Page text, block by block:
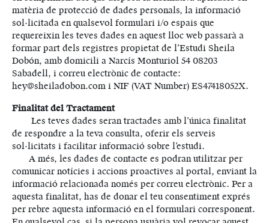
matèria de protecció de dades personals, la informació
sol·licitada en qualsevol formulari i/o espais que
requereixin les teves dades en aquest lloc web passarà a
formar part dels registres propietat de l’Estudi Sheila
Dobón, amb domicili a Narcís Monturiol 54 08203
Sabadell, i correu electrònic de contacte:
hey@sheiladobon.com i NIF (VAT Number) ES47418052X.
Finalitat del Tractament
Les teves dades seran tractades amb l’única finalitat
de respondre a la teva consulta, oferir els serveis
sol·licitats i facilitar informació sobre l’estudi.
A més, les dades de contacte es podran utilitzar per
comunicar notícies i accions proactives al portal, enviant la
informació relacionada només per correu electrònic. Per a
aquesta finalitat, has de donar el teu consentiment exprés
per rebre aquesta informació en el formulari corresponent.